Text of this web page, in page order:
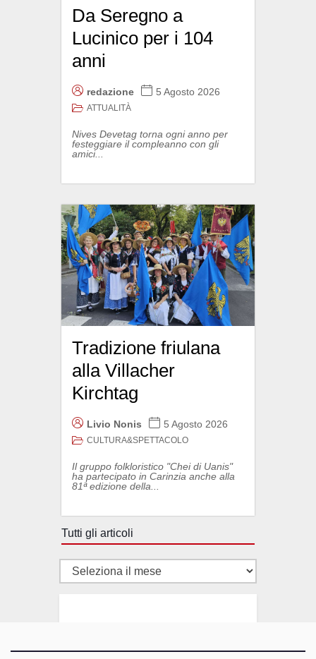
Da Seregno a
Lucinico per i 104
anni
redazione 5 Agosto 2026
ATTUALITÀ
Nives Devetag torna ogni anno per
festeggiare il compleanno con gli
amici...
Tradizione friulana
alla Villacher
Kirchtag
Livio Nonis 5 Agosto 2026
CULTURA&SPETTACOLO
Il gruppo folkloristico "Chei di Uanis"
ha partecipato in Carinzia anche alla
81ª edizione della...
Tutti gli articoli
Tutti